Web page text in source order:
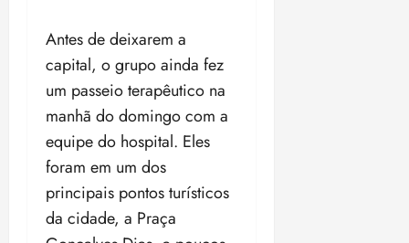
Antes de deixarem a
capital, o grupo ainda fez
um passeio terapêutico na
manhã do domingo com a
equipe do hospital. Eles
foram em um dos
principais pontos turísticos
da cidade, a Praça